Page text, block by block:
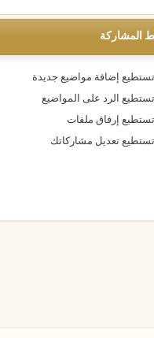
المشاركة
تستطيع إضافة مواضيع جديدة
تستطيع الرد على المواضيع
تستطيع إرفاق ملفات
تستطيع تعديل مشاركاتك